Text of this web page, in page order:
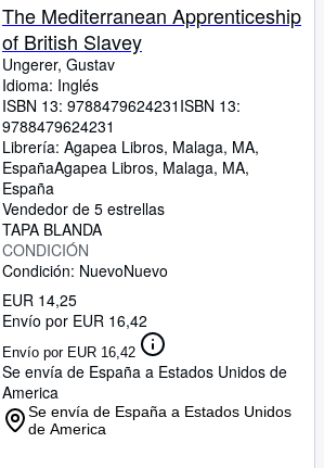
The Mediterranean Apprenticeship
of British Slavey
Ungerer, Gustav
Idioma: Inglés
ISBN 13: 9788479624231 ISBN 13:
9788479624231
Librería: Agapea Libros, Malaga, MA,
EspañaAgapea Libros, Malaga, MA,
España
Vendedor de 5 estrellas
TAPA BLANDA
CONDICIÓN
Condición: NuevoNuevo
EUR 14,25
Envío por EUR 16,42
Envío por EUR 16,42
Se envía de España a Estados Unidos de
America
Se envía de España a Estados Unidos
de America